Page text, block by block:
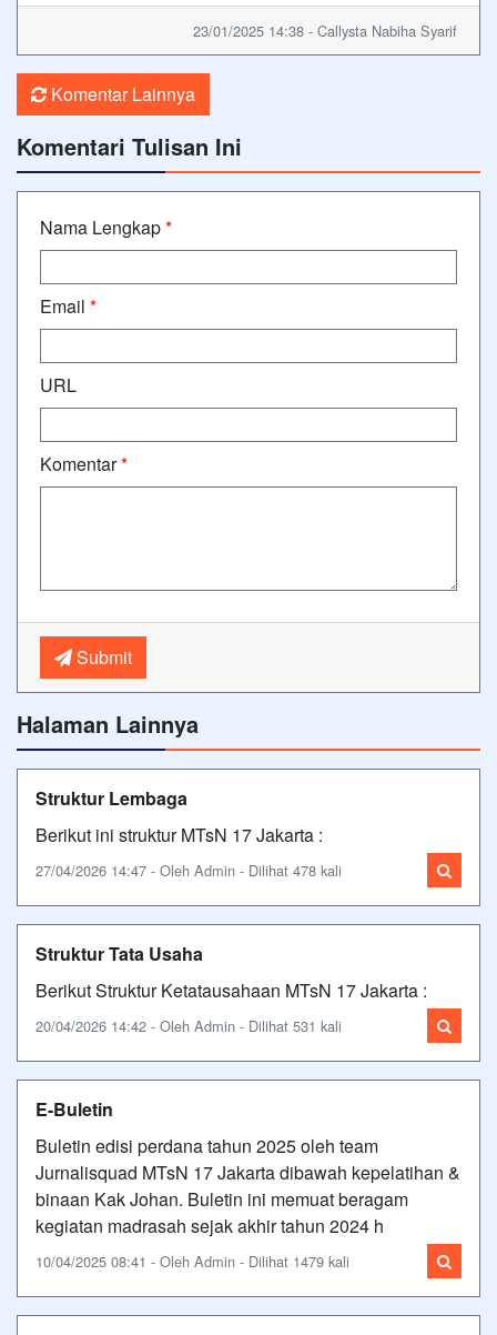
23/01/2025 14:38 - Callysta Nabiha Syarif
Komentar Lainnya
Komentari Tulisan Ini
Nama Lengkap*
Email *
URL
Komentar*
Submit
Halaman Lainnya
Struktur Lembaga
Berikut ini struktur MTsN 17 Jakarta :
27/04/2026 14:47 - Oleh Admin - Dilihat 478 kali
Struktur Tata Usaha
Berikut Struktur Ketatausahaan MTsN 17 Jakarta :
20/04/2026 14:42 - Oleh Admin - Dilihat 531 kali
E-Buletin
Buletin edisi perdana tahun 2025 oleh team
Jurnalisquad MTsN 17 Jakarta dibawah kepelatihan &
binaan Kak Johan. Buletin ini memuat beragam
kegiatan madrasah sejak akhir tahun 2024 h
10/04/2025 08:41 - Oleh Admin - Dilihat 1479 kali